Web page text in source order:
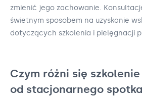
zmienić jego zachowanie.
świetnym sposobem na uzyskanie
dotyczących szkolenia i pielęgnacji
Czym różni się
od stacjonarnego